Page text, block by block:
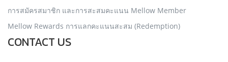
การสมัครสมาชิก และการสะสมคะแนน Mellow Member
Mellow Rewards การแลกคะแนนสะสม (Redemption)
CONTACT US